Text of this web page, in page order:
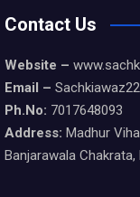
Contact Us
Website –
Email –
Ph.No: 7017648093
Address: Madhur
Banjarawala Chakrata,